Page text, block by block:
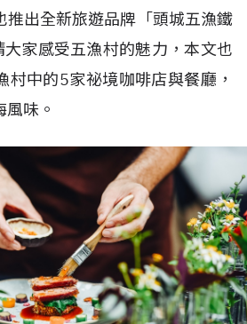
推出全新旅遊品牌「頭城五漁鐵
家感受五漁村的魅力，本文也
村中的5家祕境咖啡店與餐廳，
味。